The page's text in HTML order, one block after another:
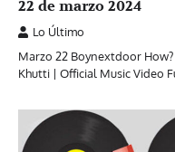
22 de marzo 2024
Lo Último
Marzo 22 Boynextdoor
Khutti | Official Music Video